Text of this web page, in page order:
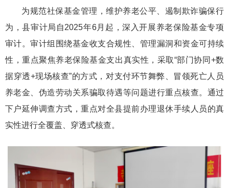
为规范社保基金管理，维护养老公平、遏制欺诈骗保行
为，县审计局 自2025年6月 起，深入开展养老保险基金专项
审计。审计组围绕基金收支合规性、管理漏洞和资金可持续
性，重点聚焦养老保险基金支出真实性，采取“部门协同 +数
据穿透+现场核查”的方式 ， 对支付环节舞弊、冒领死亡人员
养老金、伪造劳动关系骗取待遇等问题进行重点核查。通过
下户延伸调查方式 ，重点对全县提前办理退休手续人员的真
实性进行全覆盖、穿透式核查。